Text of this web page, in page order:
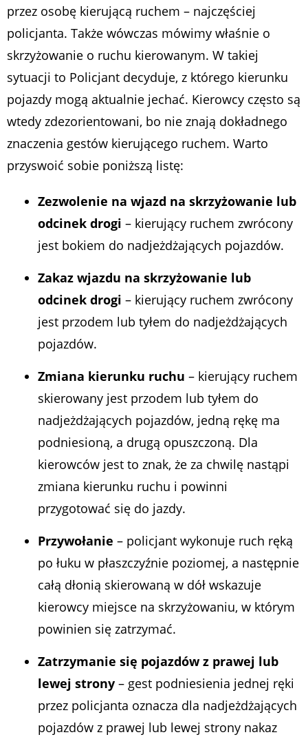
przez osobę kierującą ruchem – najczęściej
policjanta. Także wówczas mówimy właśnie o
skrzyżowanie o ruchu kierowanym. W takiej
sytuacji to Policjant decyduje, z którego kierunku
pojazdy mogą aktualnie jechać. Kierowcy często są
wtedy zdezorientowani, bo nie znają dokładnego
znaczenia gestów kierującego ruchem. Warto
przyswoić sobie poniższą listę:
Zezwolenie na wjazd na skrzyżowanie lub
odcinek drogi – kierujący ruchem zwrócony
jest bokiem do nadjeżdżających pojazdów.
Zakaz wjazdu na skrzyżowanie lub
odcinek drogi – kierujący ruchem zwrócony
jest przodem lub tyłem do nadjeżdżających
pojazdów.
Zmiana kierunku ruchu – kierujący ruchem
skierowany jest przodem lub tyłem do
nadjeżdżających pojazdów, jedną rękę ma
podniesioną, a drugą opuszczoną. Dla
kierowców jest to znak, że za chwilę nastąpi
zmiana kierunku ruchu i powinni
przygotować się do jazdy.
Przywołanie – policjant wykonuje ruch ręką
po łuku w płaszczyźnie poziomej, a następnie
całą dłonią skierowaną w dół wskazuje
kierowcy miejsce na skrzyżowaniu, w którym
powinien się zatrzymać.
Zatrzymanie się pojazdów z prawej lub
lewej strony – gest podniesienia jednej ręki
przez policjanta oznacza dla nadjeżdżających
pojazdów z prawej lub lewej strony nakaz